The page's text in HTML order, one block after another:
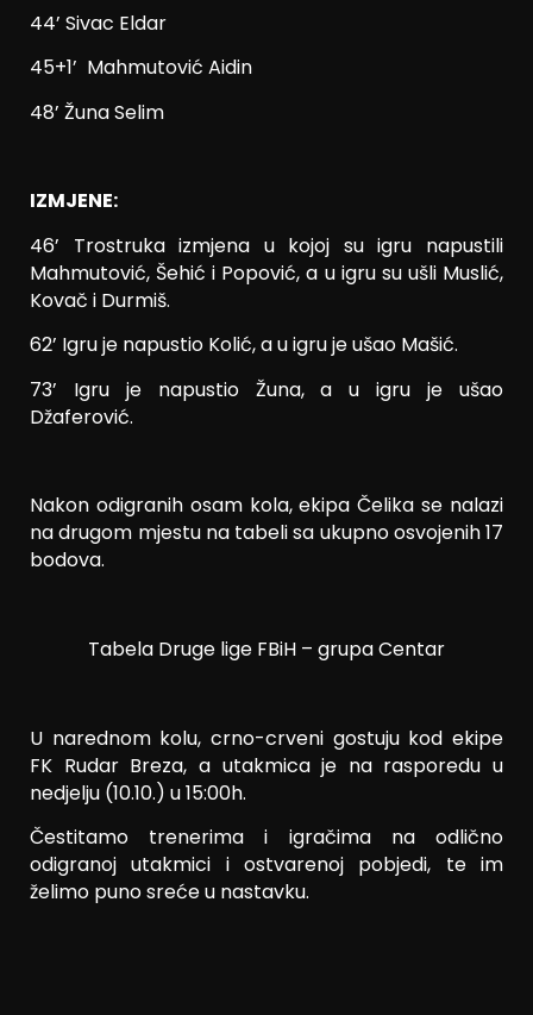
44’ Sivac Eldar
45+1’ Mahmutović Aidin
48’ Žuna Selim
IZMJENE:
46’ Trostruka izmjena u kojoj su igru napustili
Mahmutović, Šehić i Popović, a u igru su ušli Muslić,
Kovač i Durmiš.
62’ Igru je napustio Kolić, a u igru je ušao Mašić.
73’ Igru je napustio Žuna, a u igru je ušao
Džaferović.
Nakon odigranih osam kola, ekipa Čelika se nalazi
na drugom mjestu na tabeli sa ukupno osvojenih 17
bodova.
Tabela Druge lige FBiH – grupa Centar
U narednom kolu, crno-crveni gostuju kod ekipe
FK Rudar Breza, a utakmica je na rasporedu u
nedjelju (10.10.) u 15:00h.
Čestitamo trenerima i igračima na odlično
odigranoj utakmici i ostvarenoj pobjedi, te im
želimo puno sreće u nastavku.